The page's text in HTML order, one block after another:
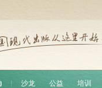
沙龙 公益
培训